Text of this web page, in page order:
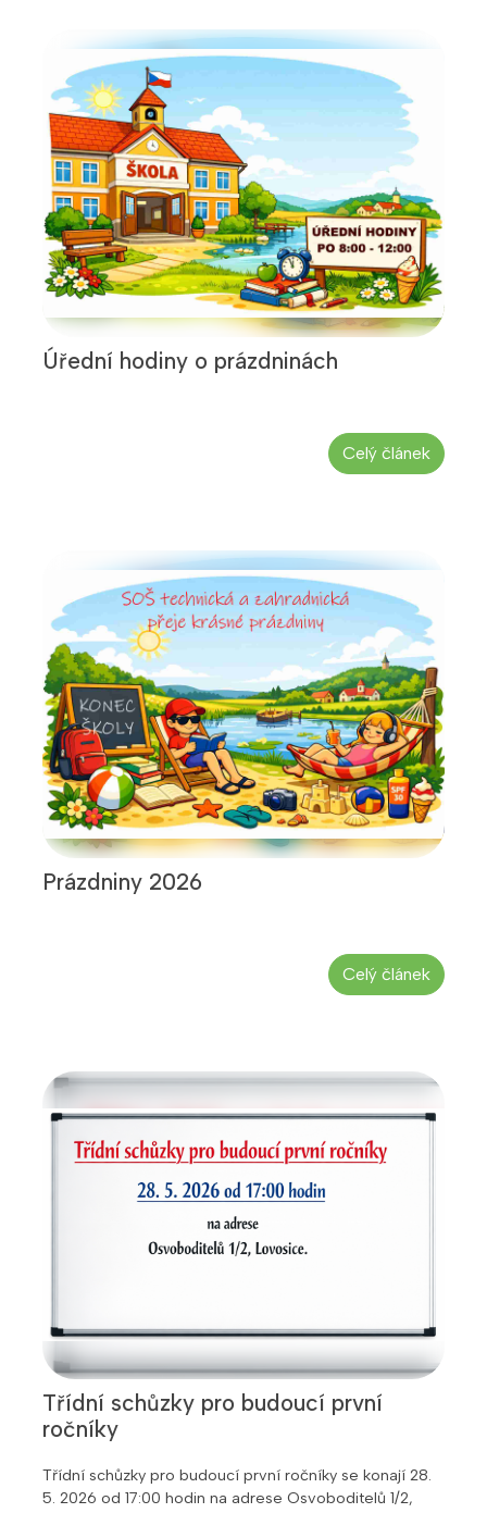
Úřední hodiny o prázdninách
Celý článek
Prázdniny 2026
Celý článek
Třídní schůzky pro budoucí první
ročníky
Třídní schůzky pro budoucí první ročníky se konají 28.
5. 2026 od 17:00 hodin na adrese Osvoboditelů 1/2,